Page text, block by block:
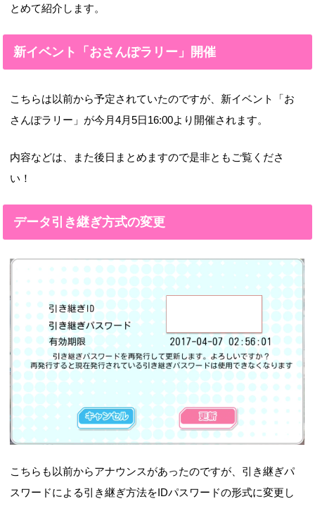
とめて紹介します。
新イベント「おさんぽラリー」開催
こちらは以前から予定されていたのですが、新イベント「お
さんぽラリー」が今月4月5日16:00より開催されます。
内容などは、また後日まとめますので是非ともご覧くださ
い！
データ引き継ぎ方式の変更
こちらも以前からアナウンスがあったのですが、引き継ぎパ
スワードによる引き継ぎ方法をIDパスワードの形式に変更し